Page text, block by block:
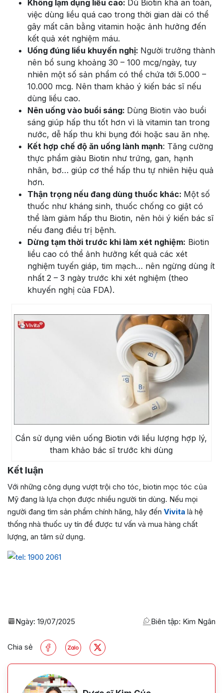
Không lạm dụng liều cao: Dù Biotin khá an toàn,
việc dùng liều quá cao trong thời gian dài có thể
gây mất cân bằng vitamin hoặc ảnh hưởng đến
kết quả xét nghiệm máu.
Uống đúng liều khuyến nghị: Người trưởng thành
nên bổ sung khoảng 30 – 100 mcg/ngày, tuy
nhiên một số sản phẩm có thể chứa tới 5.000 –
10.000 mcg. Nên tham khảo ý kiến bác sĩ nếu
dùng liều cao.
Nên uống vào buổi sáng: Dùng Biotin vào buổi
sáng giúp hấp thu tốt hơn vì là vitamin tan trong
nước, dễ hấp thu khi bụng đói hoặc sau ăn nhẹ.
Kết hợp chế độ ăn uống lành mạnh: Tăng cường
thực phẩm giàu Biotin như trứng, gan, hạnh
nhân, bơ… giúp cơ thể hấp thu tự nhiên hiệu quả
hơn.
Thận trọng nếu đang dùng thuốc khác: Một số
thuốc như kháng sinh, thuốc chống co giật có
thể làm giảm hấp thu Biotin, nên hỏi ý kiến bác sĩ
nếu đang điều trị bệnh.
Dừng tạm thời trước khi làm xét nghiệm: Biotin
liều cao có thể ảnh hưởng kết quả các xét
nghiệm tuyến giáp, tim mạch… nên ngừng dùng ít
nhất 2 – 3 ngày trước khi xét nghiệm (theo
khuyến nghị của FDA).
Cần sử dụng viên uống Biotin với liều lượng hợp lý,
tham khảo bác sĩ trước khi dùng
Kết luận
Với những công dụng vượt trội cho tóc, biotin mọc tóc của
Mỹ đang là lựa chọn được nhiều người tin dùng. Nếu mọi
người đang tìm sản phẩm chính hãng, hãy đến Vivita là hệ
thống nhà thuốc uy tín để được tư vấn và mua hàng chất
lượng, an tâm sử dụng.
Ngày: 19/07/2025 Biên tập: Kim Ngân
Chia sẻ